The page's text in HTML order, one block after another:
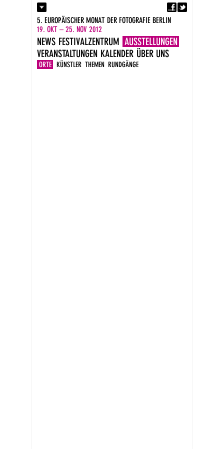
Kontakt
Presse
Impressum
DE
EN
5. EUROPÄISCHER MONAT DER FOTOGRAFIE BERLIN
19. OKT – 25. NOV 2012
NEWS FESTIVALZENTRUM AUSSTELLUNGEN
ORTE KÜNSTLER THEMEN RUNDGÄNGE
VERANSTALTUNGEN KALENDER ÜBER UNS